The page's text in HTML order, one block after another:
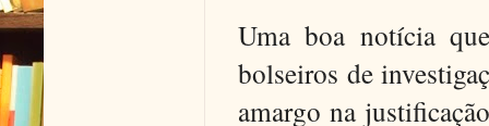
Uma boa notícia
bolseiros de
amargo na